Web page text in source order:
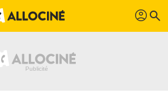
profil search